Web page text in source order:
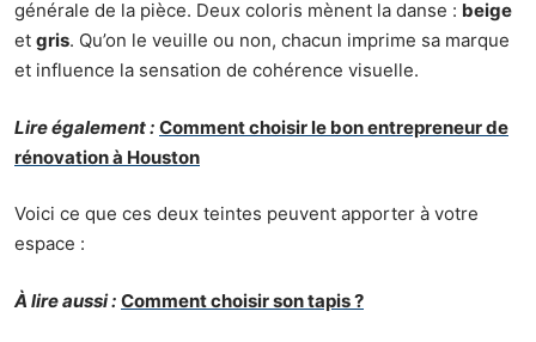
générale de la pièce. Deux coloris mènent la danse : beige
et gris. Qu’on le veuille ou non, chacun imprime sa marque
et influence la sensation de cohérence visuelle.
Lire également : Comment choisir le bon entrepreneur de
rénovation à Houston
Voici ce que ces deux teintes peuvent apporter à votre
espace :
À lire aussi : Comment choisir son tapis ?